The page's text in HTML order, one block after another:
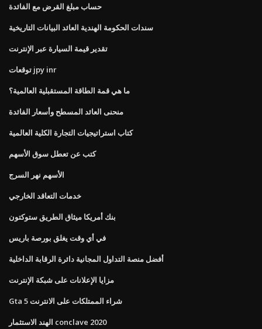
حساب مبلغ القرض مع الفائدة
سندات الحكومة الهندية العائد البيانات التاريخية
تقدير قيمة السيارة عبر الإنترنت
توقعات jpy inr
ما هي قمة الطاقة المستقبلية العالمية؟
منحنى العائد المسطح وأسعار الفائدة
كتاب استراتيجيات التجارة الكلية العالمية
كتب عن تعطل سوق الأسهم
الأسهم نهر السرج
خدمات التعاقد الخارجي
بنك أمريكا ميثاق الطريق ستوكتون
في أي وقت يغلق بورصة باريس
أفضل منصة التداول المجانية دائرة الرقابة الداخلية
مزايا الإعلانات على شبكة الإنترنت
Gta 5 شراء الممتلكات على الانترنت
الهند الاستثمار conclave 2020